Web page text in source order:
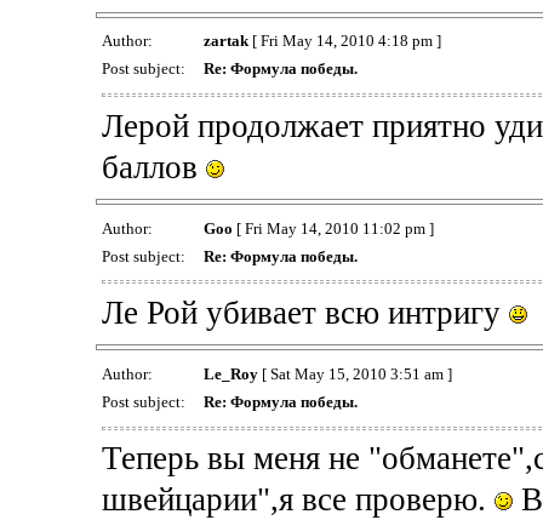
Author: zartak[ Fri May 14, 2010 4:18 pm ]
Post subject:
Re: Формула победы.
Лерой продолжает приятно
баллов
Author: Goo [ Fri May 14, 2010 11:02 pm ]
Post subject:
Re: Формула победы.
Ле Рой убивает всю интригу
Author: Le_Roy[ Sat May 15, 2010 3:51 am ]
Post subject:
Re: Формула победы.
Теперь вы меня не
швейцарии",я все проверю.
В